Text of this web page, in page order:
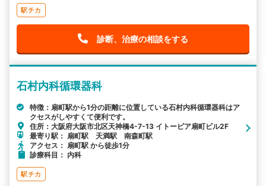
駅チカ
診断、治療の相談をする
石村内科循環器科
特徴：扇町駅から1分の距離に位置している石村内科循環器科はア
クセスがしやすくて便利です。
住所：大阪府大阪市北区天神橋4-7-13 イトーピア扇町ビル2F
最寄り駅： 扇町駅 天満駅 南森町駅
アクセス： 扇町駅 から徒歩1分
診療科目： 内科
駅チカ